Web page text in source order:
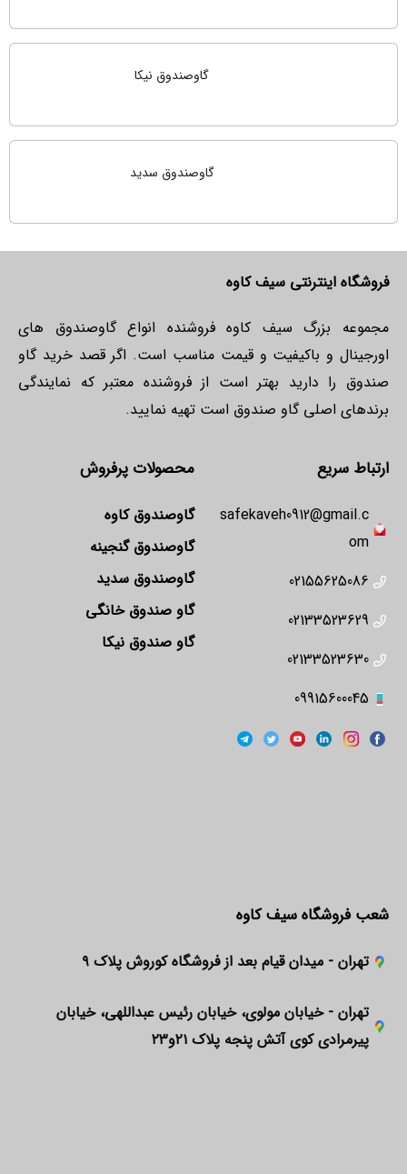
گاوصندوق نیکا
گاوصندوق سدید
فروشگاه اینترنتی سیف کاوه
مجموعه بزرگ سیف کاوه فروشنده انواع گاوصندوق های
اورجینال و باکیفیت و قیمت مناسب است. اگر قصد خرید گاو
صندوق را دارید بهتر است از فروشنده معتبر که نمایندگی
برندهای اصلی گاو صندوق است تهیه نمایید.
ارتباط سریع
safekaveh0912@gmail.c
om
02155625086
02133523629
02133523630
09915600045
محصولات پرفروش
گاوصندوق کاوه
گاوصندوق گنجینه
گاوصندوق سدید
گاو صندوق خانگی
گاو صندوق نیکا
شعب فروشگاه سیف کاوه
تهران - میدان قیام بعد از فروشگاه کوروش پلاک ۹
تهران - خیابان مولوی، خیابان رئیس عبداللهی، خیابان
پیرمرادی کوی آتش پنجه پلاک ۲۱و۲۳